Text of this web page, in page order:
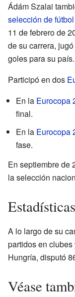
Ádám Szalai
selección de
11 de febrero de
de su carrera,
goles para su país.
Participó en dos
En la Eurocopa
final.
En la Eurocopa
fase.
En septiembre de
la selección
A lo largo de su
partidos en
Hungría, disputó
Véase